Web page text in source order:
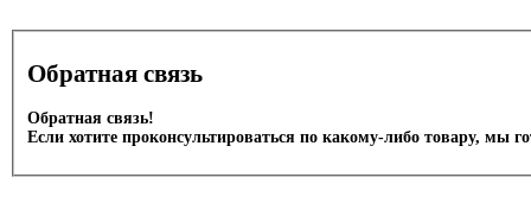
Обратная связь
Обратная связь!
Если хотите проконсультироваться по какому-либо товару, мы